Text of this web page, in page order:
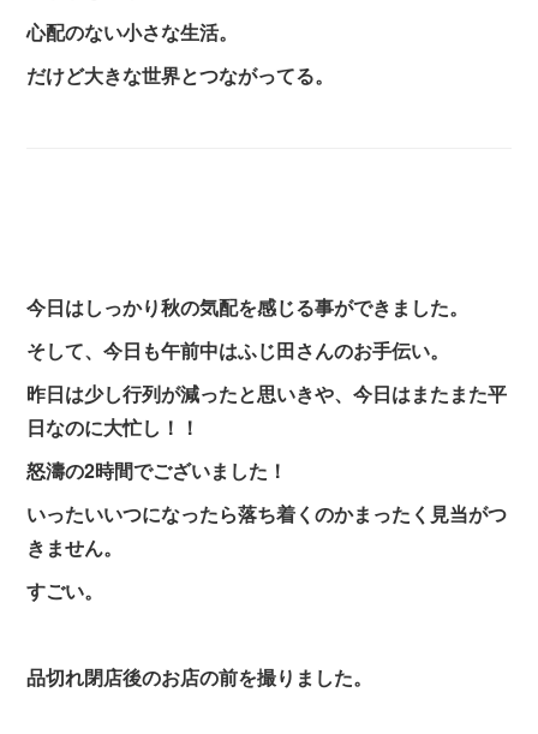
心配のない小さな生活。
だけど大きな世界とつながってる。
今日はしっかり秋の気配を感じる事ができました。
そして、今日も午前中はふじ田さんのお手伝い。
昨日は少し行列が減ったと思いきや、今日はまたまた平
日なのに大忙し！！
怒濤の2時間でございました！
いったいいつになったら落ち着くのかまったく見当がつ
きません。
すごい。
品切れ閉店後のお店の前を撮りました。